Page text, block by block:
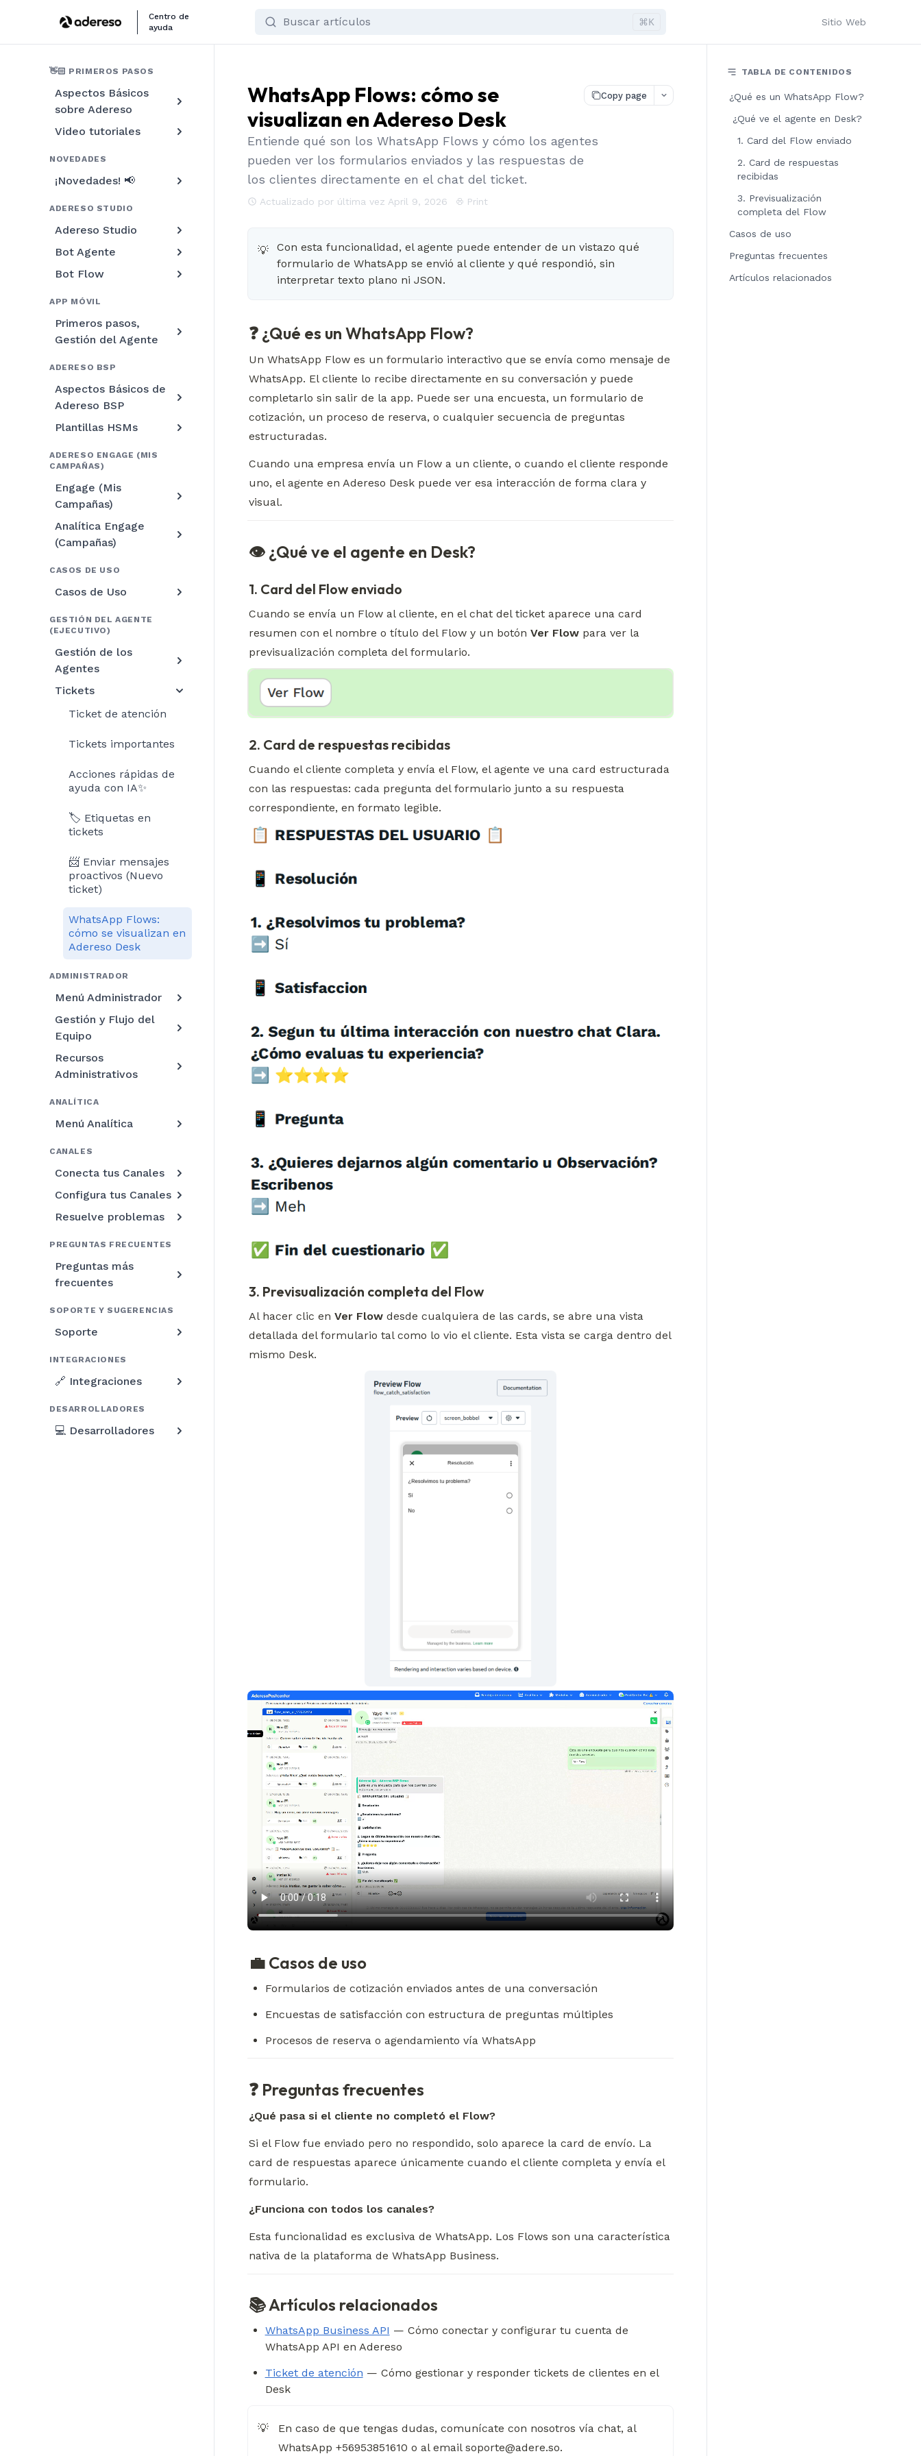
Centro de
ayuda
⌘K Sitio Web
👋🏻 PRIMEROS PASOS
Aspectos Básicos
sobre Adereso
Video tutoriales
NOVEDADES
¡Novedades! 📢
ADERESO STUDIO
Adereso Studio
Bot Agente
Bot Flow
APP MÓVIL
Primeros pasos,
Gestión del Agente
ADERESO BSP
Aspectos Básicos de
Adereso BSP
Plantillas HSMs
ADERESO ENGAGE (MIS
CAMPAÑAS)
Engage (Mis
Campañas)
Analítica Engage
(Campañas)
CASOS DE USO
Casos de Uso
GESTIÓN DEL AGENTE
(EJECUTIVO)
Gestión de los
Agentes
Tickets
Ticket de atención
Tickets importantes
Acciones rápidas de
ayuda con IA✨
🏷️ Etiquetas en
tickets
📨 Enviar mensajes
proactivos (Nuevo
ticket)
WhatsApp Flows:
cómo se visualizan en
Adereso Desk
ADMINISTRADOR
Menú Administrador
Gestión y Flujo del
Equipo
Recursos
Administrativos
ANALÍTICA
Menú Analítica
CANALES
Conecta tus Canales
Configura tus Canales
Resuelve problemas
PREGUNTAS FRECUENTES
Preguntas más
frecuentes
SOPORTE Y SUGERENCIAS
Soporte
INTEGRACIONES
🔗 Integraciones
DESARROLLADORES
💻 Desarrolladores
WhatsApp Flows: cómo se
visualizan en Adereso Desk
Copy page
Entiende qué son los WhatsApp Flows y cómo los agentes
pueden ver los formularios enviados y las respuestas de
los clientes directamente en el chat del ticket.
Actualizado por última vez April 9, 2026 Print
💡
Con esta funcionalidad, el agente puede entender de un vistazo qué
formulario de WhatsApp se envió al cliente y qué respondió, sin
interpretar texto plano ni JSON.
❓ ¿Qué es un WhatsApp Flow?
Un WhatsApp Flow es un formulario interactivo que se envía como mensaje de
WhatsApp. El cliente lo recibe directamente en su conversación y puede
completarlo sin salir de la app. Puede ser una encuesta, un formulario de
cotización, un proceso de reserva, o cualquier secuencia de preguntas
estructuradas.
Cuando una empresa envía un Flow a un cliente, o cuando el cliente responde
uno, el agente en Adereso Desk puede ver esa interacción de forma clara y
visual.
👁️ ¿Qué ve el agente en Desk?
1. Card del Flow enviado
Cuando se envía un Flow al cliente, en el chat del ticket aparece una card
resumen con el nombre o título del Flow y un botón Ver Flow para ver la
previsualización completa del formulario.
2. Card de respuestas recibidas
Cuando el cliente completa y envía el Flow, el agente ve una card estructurada
con las respuestas: cada pregunta del formulario junto a su respuesta
correspondiente, en formato legible.
3. Previsualización completa del Flow
Al hacer clic en Ver Flow desde cualquiera de las cards, se abre una vista
detallada del formulario tal como lo vio el cliente. Esta vista se carga dentro del
mismo Desk.
💼 Casos de uso
Formularios de cotización enviados antes de una conversación
Encuestas de satisfacción con estructura de preguntas múltiples
Procesos de reserva o agendamiento vía WhatsApp
❓ Preguntas frecuentes
¿Qué pasa si el cliente no completó el Flow?
Si el Flow fue enviado pero no respondido, solo aparece la card de envío. La
card de respuestas aparece únicamente cuando el cliente completa y envía el
formulario.
¿Funciona con todos los canales?
Esta funcionalidad es exclusiva de WhatsApp. Los Flows son una característica
nativa de la plataforma de WhatsApp Business.
📚 Artículos relacionados
WhatsApp Business API — Cómo conectar y configurar tu cuenta de
WhatsApp API en Adereso
Ticket de atención — Cómo gestionar y responder tickets de clientes en el
Desk
💡
En caso de que tengas dudas, comunícate con nosotros vía chat, al
WhatsApp +56953851610 o al email soporte@adere.so.
TABLA DE CONTENIDOS
¿Qué es un WhatsApp Flow?
️ ¿Qué ve el agente en Desk?
1. Card del Flow enviado
2. Card de respuestas
recibidas
3. Previsualización
completa del Flow
Casos de uso
Preguntas frecuentes
Artículos relacionados